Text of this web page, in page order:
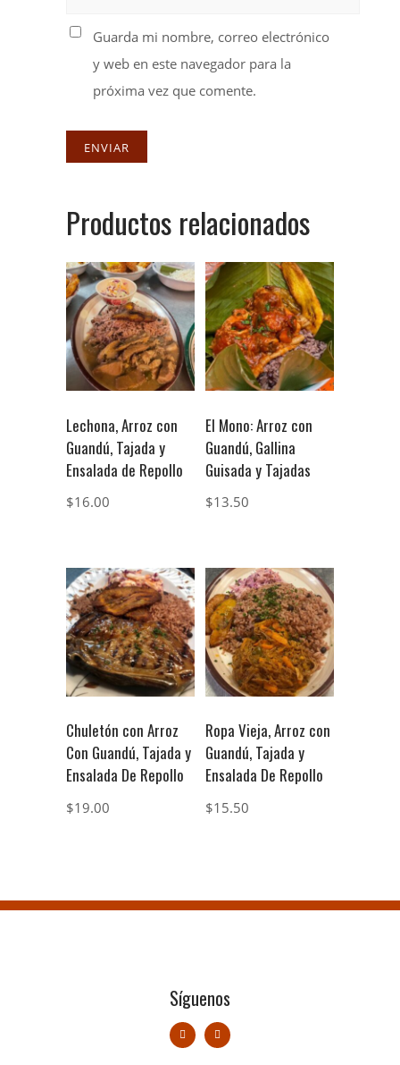
Guarda mi nombre, correo electrónico
y web en este navegador para la
próxima vez que comente.
Productos relacionados
Lechona, Arroz con
Guandú, Tajada y
Ensalada de Repollo
$16.00
El Mono: Arroz con
Guandú, Gallina
Guisada y Tajadas
$13.50
Chuletón con Arroz
Con Guandú, Tajada y
Ensalada De Repollo
$19.00
Ropa Vieja, Arroz con
Guandú, Tajada y
Ensalada De Repollo
$15.50
Síguenos